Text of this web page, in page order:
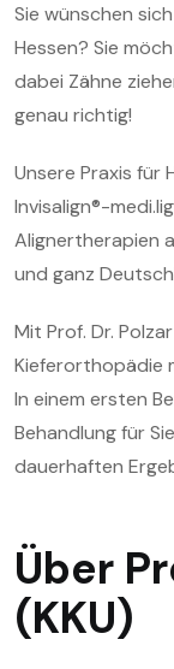
Sie wünschen
Hessen? Sie
dabei Zähne
genau richtig!
Unsere Praxis für
Invisalign®-
Alignertherapien
und ganz
Mit Prof. Dr.
Kieferorthopädie
In einem ersten
Behandlung für
dauerhaften
Über
(KKU)